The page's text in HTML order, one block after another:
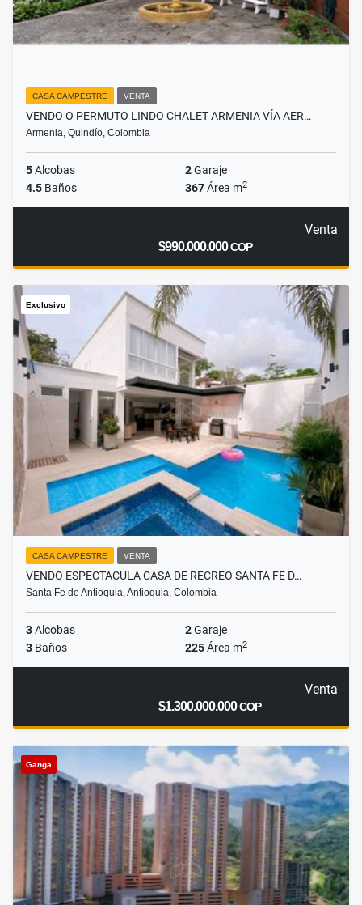
CASA CAMPESTRE VENTA
VENDO O PERMUTO LINDO CHALET ARMENIA VÍA AER…
Armenia, Quindío, Colombia
5Alcobas 2Garaje
4.5 Baños 367Área m2
Venta
$990.000.000COP
Exclusivo
CASA CAMPESTRE VENTA
VENDO ESPECTACULA CASA DE RECREO SANTA FE D…
Santa Fe de Antioquia, Antioquia, Colombia
3Alcobas 2Garaje
3 Baños 225Área m2
Venta
$1.300.000.000COP
Ganga